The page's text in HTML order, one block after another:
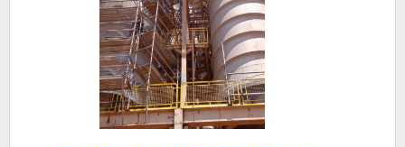
devido a seriedade e qualidade que garante o
sucesso dos clientes de ponta a ponta..
atividades com excelência e respeito às
necessidades dos c.